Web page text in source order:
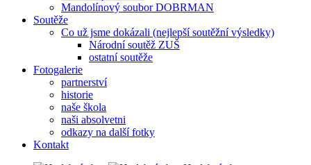
Mandolínový soubor DOBRMAN
Soutěže
Co už jsme dokázali (nejlepší soutěžní výsledky)
Národní soutěž ZUŠ
ostatní soutěže
Fotogalerie
partnerství
historie
naše škola
naši absolvetni
odkazy na další fotky
Kontakt